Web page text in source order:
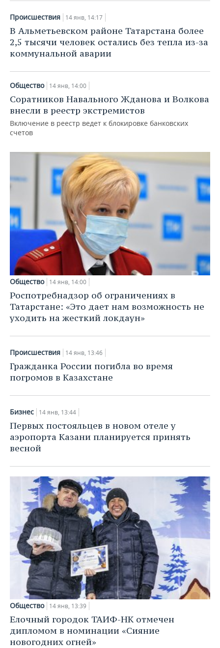
ХОККЕЙ С МЯЧОМ
ПРОИСШЕСТВИЯ
Происшествия 14 янв, 14:17
В Альметьевском районе Татарстана более
2,5 тысячи человек остались без тепла из-за
коммунальной аварии
Общество 14 янв, 14:00
Соратников Навального Жданова и Волкова
внесли в реестр экстремистов
Включение в реестр ведет к блокировке банковских
счетов
Общество 14 янв, 14:00
Роспотребнадзор об ограничениях в
Татарстане: «Это дает нам возможность не
уходить на жесткий локдаун»
Происшествия 14 янв, 13:46
Гражданка России погибла во время
погромов в Казахстане
Бизнес 14 янв, 13:44
Первых постояльцев в новом отеле у
аэропорта Казани планируется принять
весной
Общество 14 янв, 13:39
Елочный городок ТАИФ-НК отмечен
дипломом в номинации «Сияние
новогодних огней»